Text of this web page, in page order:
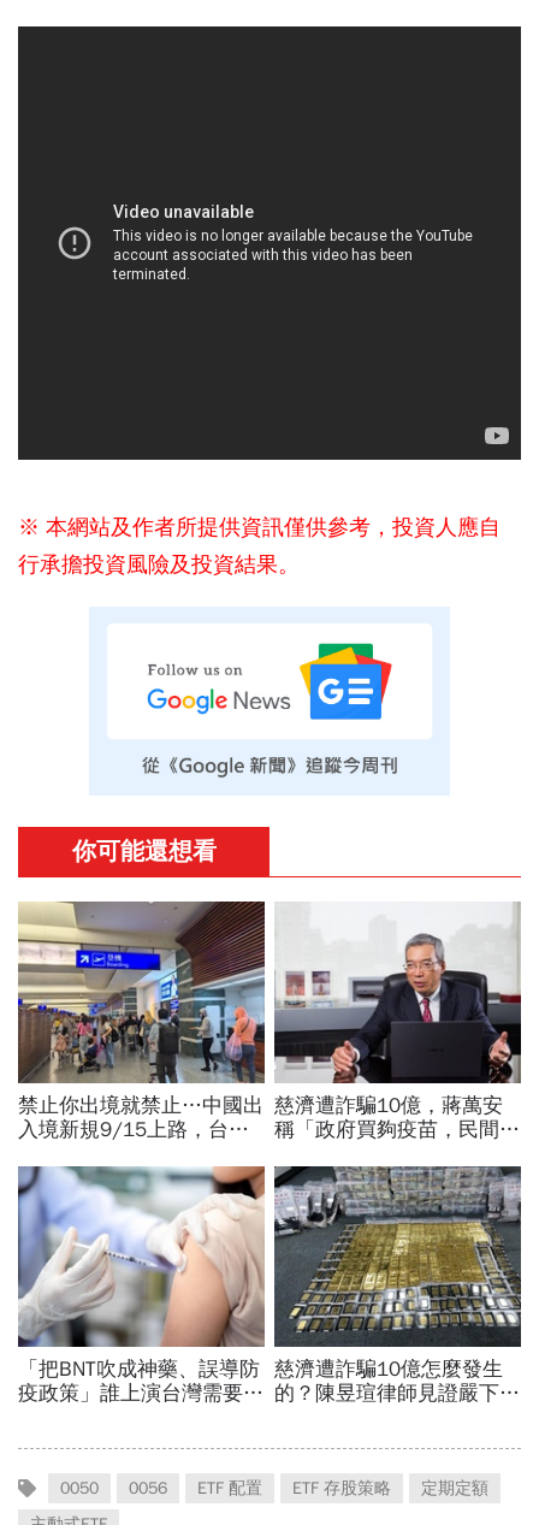
※ 本網站及作者所提供資訊僅供參考，投資人應自
行承擔投資風險及投資結果。
0050 0056 ETF 配置 ETF 存股策略
定期定額